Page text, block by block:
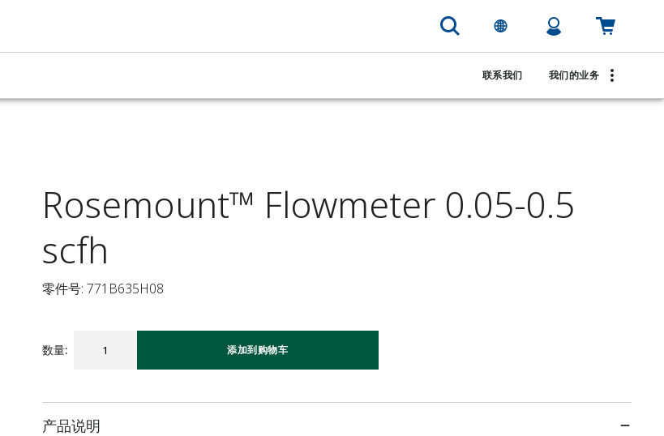
联系我们 我们的业务
Rosemount™ Flowmeter 0.05-0.5
scfh
零件号: 771B635H08
数量: 添加到购物车
产品说明